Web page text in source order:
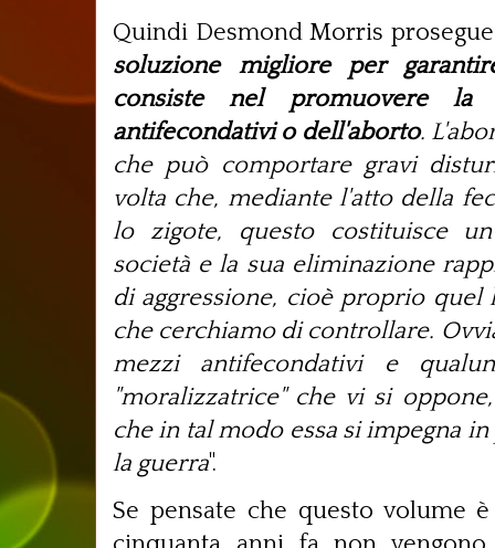
Quindi Desmond Morris prosegue
soluzione migliore per
consiste nel promuovere la
antifecondativi o dell'aborto.
che può comportare gravi
volta che, mediante l'atto della
lo zigote, questo costituisce
società e la sua eliminazione
di aggressione, cioè proprio
che cerchiamo di controllare.
mezzi antifecondativi e
"moralizzatrice" che vi si
che in tal modo essa si impegna
la guerra".
Se pensate che questo volume